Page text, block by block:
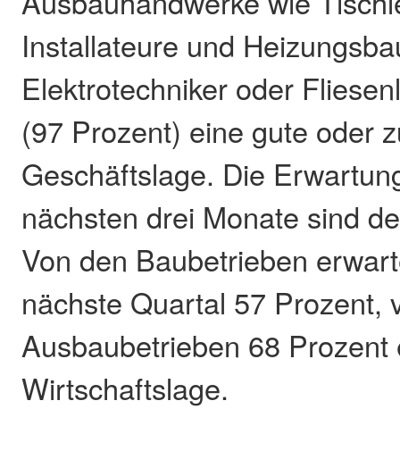
Installateure und
Elektrotechniker oder
(97 Prozent) eine gute oder
Geschäftslage. Die
nächsten drei Monate sind
Von den Baubetrieben
nächste Quartal 57 Prozent,
Ausbaubetrieben 68 Prozent
Wirtschaftslage.